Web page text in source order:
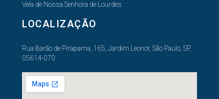
Vela de Nossa Senhora de Lourdes
LOCALIZAÇÃO
Rua Barão de Pirapama, 165, Jardim Leonor, São Paulo, SP,
05614-070